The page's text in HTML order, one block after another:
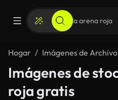
Hogar Imágenes de
Imágenes de
roja gratis